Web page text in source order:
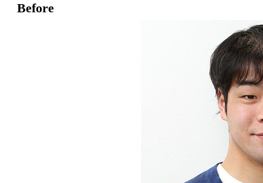
Before